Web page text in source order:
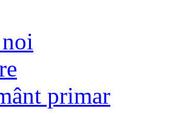
primar